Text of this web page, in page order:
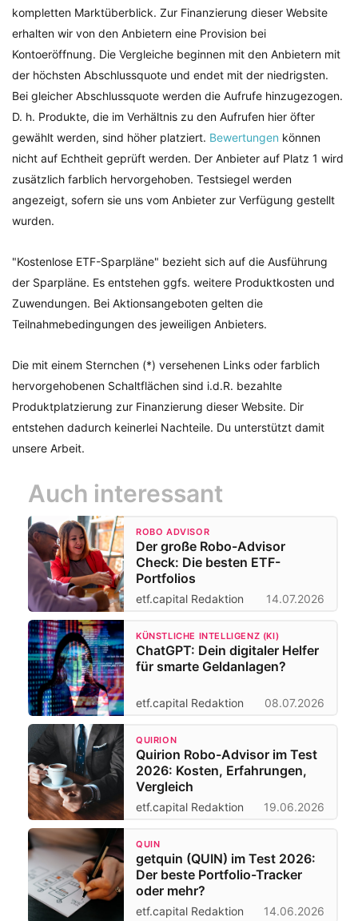
kompletten Marktüberblick. Zur Finanzierung dieser Website
erhalten wir von den Anbietern eine Provision bei
Kontoeröffnung. Die Vergleiche beginnen mit den Anbietern mit
der höchsten Abschlussquote und endet mit der niedrigsten.
Bei gleicher Abschlussquote werden die Aufrufe hinzugezogen.
D. h. Produkte, die im Verhältnis zu den Aufrufen hier öfter
gewählt werden, sind höher platziert. Bewertungen können
nicht auf Echtheit geprüft werden. Der Anbieter auf Platz 1 wird
zusätzlich farblich hervorgehoben. Testsiegel werden
angezeigt, sofern sie uns vom Anbieter zur Verfügung gestellt
wurden.
"Kostenlose ETF-Sparpläne" bezieht sich auf die Ausführung
der Sparpläne. Es entstehen ggfs. weitere Produktkosten und
Zuwendungen. Bei Aktionsangeboten gelten die
Teilnahmebedingungen des jeweiligen Anbieters.
Die mit einem Sternchen (*) versehenen Links oder farblich
hervorgehobenen Schaltflächen sind i.d.R. bezahlte
Produktplatzierung zur Finanzierung dieser Website. Dir
entstehen dadurch keinerlei Nachteile. Du unterstützt damit
unsere Arbeit.
Auch interessant
ROBO ADVISOR
Der große Robo-Advisor
Check: Die besten ETF-
Portfolios
etf.capital Redaktion 14.07.2026
KÜNSTLICHE INTELLIGENZ (KI)
ChatGPT: Dein digitaler Helfer
für smarte Geldanlagen?
etf.capital Redaktion 08.07.2026
QUIRION
Quirion Robo-Advisor im Test
2026: Kosten, Erfahrungen,
Vergleich
etf.capital Redaktion 19.06.2026
QUIN
getquin (QUIN) im Test 2026:
Der beste Portfolio-Tracker
oder mehr?
etf.capital Redaktion 14.06.2026